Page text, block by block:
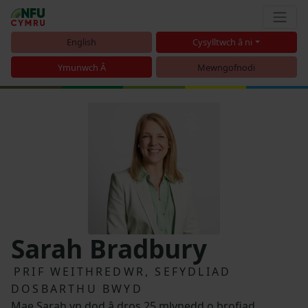
English Cysylltwch â ni
Ymunwch Â Mewngofnodi
Sarah Bradbury
PRIF WEITHREDWR, SEFYDLIAD
DOSBARTHU BWYD